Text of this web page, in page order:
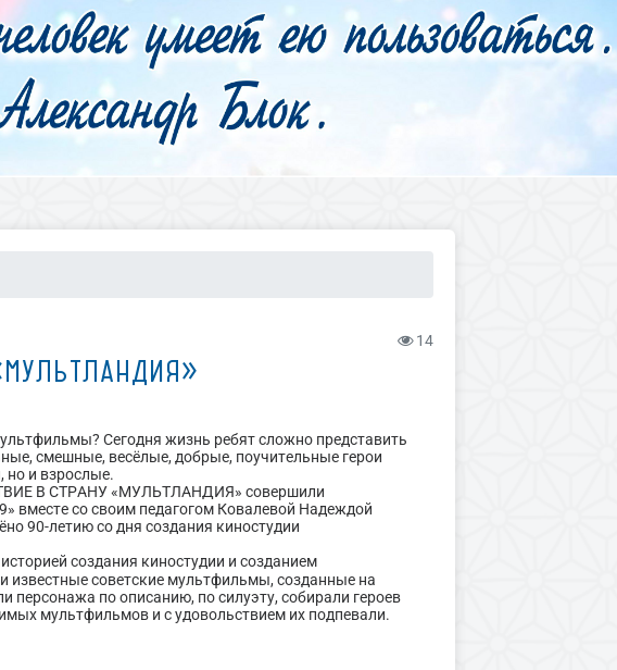
14
Сегодня жизнь ребят сложно представить
смешные, весёлые, добрые, поучительные герои
но и взрослые.
В СТРАНУ «МУЛЬТЛАНДИЯ» совершили
вместе со своим педагогом Ковалевой Надеждой
90-летию со дня создания киностудии
создания киностудии и созданием
советские мультфильмы, созданные на
персонажа по описанию, по силуэту, собирали героев
мультфильмов и с удовольствием их подпевали.